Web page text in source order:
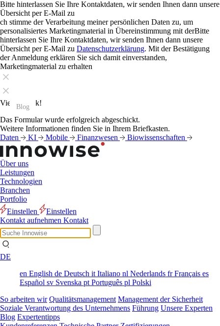
Bitte hinterlassen Sie Ihre Kontaktdaten, wir senden Ihnen dann unsere
Übersicht per E-Mail zu
ch stimme der Verarbeitung meiner persönlichen Daten zu, um
personalisiertes Marketingmaterial in Übereinstimmung mit derBitte
hinterlassen Sie Ihre Kontaktdaten, wir senden Ihnen dann unsere
Übersicht per E-Mail zu Datenschutzerklärung. Mit der Bestätigung
der Anmeldung erklären Sie sich damit einverstanden,
Marketingmaterial zu erhalten
Vielen Dank!
Das Formular wurde erfolgreich abgeschickt.
Weitere Informationen finden Sie in Ihrem Briefkasten.
Daten
KI Mobile Finanzwesen Biowissenschaften
Über uns
Leistungen
Technologien
Branchen
Portfolio
Einstellen
Einstellen
Kontakt aufnehmen Kontakt
DE
en English de Deutsch it Italiano nl Nederlands frFrançais es
Español sv Svenska pt Português pl Polski
So arbeiten wir Qualitätsmanagement Management der Sicherheit
Soziale Verantwortung des Unternehmens Führung Unsere Experten
Blog Expertentipps
Blog
Blog
Blog
Blog
Blog
Blog
Blog
Blog
Blog
Blog
Blog
Blog